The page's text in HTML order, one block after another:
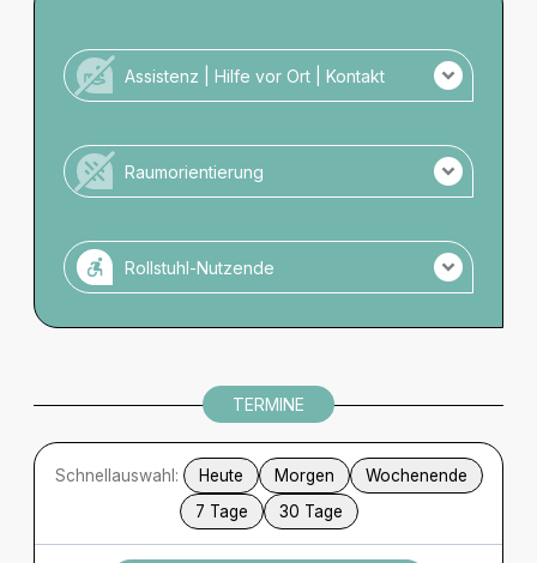
Assistenz | Hilfe vor Ort | Kontakt
Unterstützungsbedarf.
Raumorientierung
Es sind Beschilderungen in Großschrift vorhanden.
Potenzielle Gefahrenquellen sind markiert.
Rollstuhl-Nutzende
TERMINE
Schnellauswahl: Heute Morgen
Wochenende
7 Tage
30 Tage